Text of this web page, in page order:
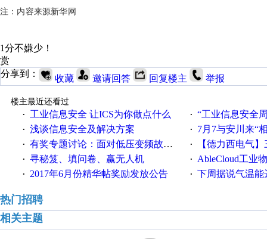
注：内容来源新华网
1分不嫌少！
赏
分享到：
收藏 邀请回答 回复楼主 举报
楼主最近还看过
·
工业信息安全 让ICS为你做点什么 · “工业信息安全周之我见”
· 浅谈信息安全及解决方案 · 7月7与安川来“
· 有奖专题讨论：面对低压变频故障，老手是这样解决的！ · 【德力西电气】三
· 寻秘笈、填问卷、赢无人机 · AbleCloud工业物联
· 2017年6月份精华帖奖励发放公告 · 下周据说气温能
热门招聘
相关主题